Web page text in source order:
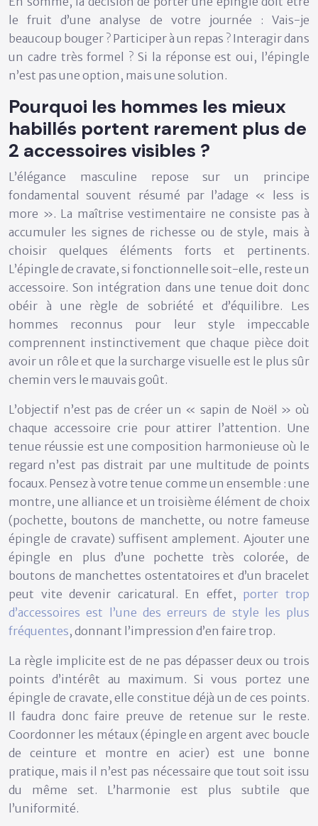
le fruit d’une analyse de votre journée : Vais-je
beaucoup bouger ? Participer à un repas ? Interagir dans
un cadre très formel ? Si la réponse est oui, l’épingle
n’est pas une option, mais une solution.
Pourquoi les hommes les mieux
habillés portent rarement plus de
2 accessoires visibles ?
L’élégance masculine repose sur un principe
fondamental souvent résumé par l’adage « less is
more ». La maîtrise vestimentaire ne consiste pas à
accumuler les signes de richesse ou de style, mais à
choisir quelques éléments forts et pertinents.
L’épingle de cravate, si fonctionnelle soit-elle, reste un
accessoire. Son intégration dans une tenue doit donc
obéir à une règle de sobriété et d’équilibre. Les
hommes reconnus pour leur style impeccable
comprennent instinctivement que chaque pièce doit
avoir un rôle et que la surcharge visuelle est le plus sûr
chemin vers le mauvais goût.
L’objectif n’est pas de créer un « sapin de Noël » où
chaque accessoire crie pour attirer l’attention. Une
tenue réussie est une composition harmonieuse où le
regard n’est pas distrait par une multitude de points
focaux. Pensez à votre tenue comme un ensemble : une
montre, une alliance et un troisième élément de choix
(pochette, boutons de manchette, ou notre fameuse
épingle de cravate) suffisent amplement. Ajouter une
épingle en plus d’une pochette très colorée, de
boutons de manchettes ostentatoires et d’un bracelet
peut vite devenir caricatural. En effet, porter trop
d’accessoires est l’une des erreurs de style les plus
fréquentes, donnant l’impression d’en faire trop.
La règle implicite est de ne pas dépasserdeux ou trois
points d’intérêt au maximum. Si vous portez une
épingle de cravate, elle constitue déjà un de ces points.
Il faudra donc faire preuve de retenue sur le reste.
Coordonner les métaux (épingle en argent avec boucle
de ceinture et montre en acier) est une bonne
pratique, mais il n’est pas nécessaire que tout soit issu
du même set. L’harmonie est plus subtile que
l’uniformité.